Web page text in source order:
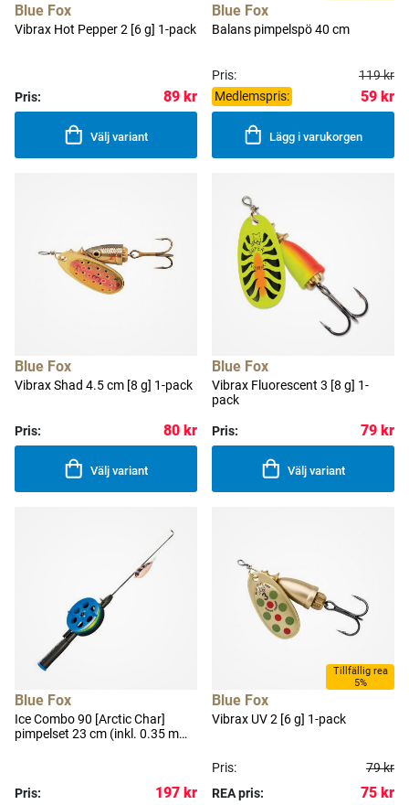
Blue Fox
Vibrax Hot Pepper 2 [6 g] 1-pack
Pris: 89 kr
Välj variant
Blue Fox
Balans pimpelspö 40 cm
Pris:
119 kr
Medlemspris:
59 kr
Lägg i varukorgen
Blue Fox
Vibrax Shad 4.5 cm [8 g] 1-pack
Pris: 80 kr
Välj variant
Blue Fox
Vibrax Fluorescent 3 [8 g] 1-
pack
Pris: 79 kr
Välj variant
Blue Fox
Ice Combo 90 [Arctic Char]
pimpelset 23 cm (inkl. 0.35 mm
Pris: 197 kr
Tillfällig rea
5%
Blue Fox
Vibrax UV 2 [6 g] 1-pack
Pris:
79 kr
REA pris:
75 kr